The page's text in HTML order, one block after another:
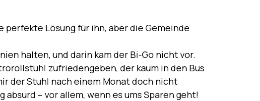
Lösung für ihn, aber die Gemeinde
halten, und darin kam der Bi-Go nicht vor.
zufriedengeben, der kaum in den Bus
der Stuhl nach einem Monat doch nicht
absurd – vor allem, wenn es ums Sparen geht!